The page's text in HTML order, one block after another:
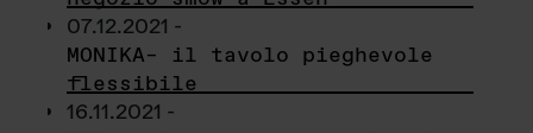
07.12.2021 -
MONIKA– il tavolo pieghevole
flessibile
16.11.2021 -